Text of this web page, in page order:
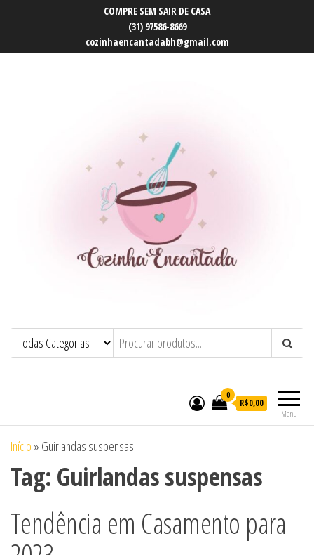
COMPRE SEM SAIR DE CASA
(31) 97586-8669
cozinhaencantadabh@gmail.com
Bolos em Maceió | Bolos
Personalizados de Casamento e
Personalizados de Casamento e
Aniversário em Maceió – Confeitaria
Cozinha Encantada
Bolos em Maceió | Bolos Personalizados
de Casamento e Aniversário em Maceió |
Doces Personalizados de Casamento e
Cozinha Encantada
Menu
0
R$0,00
Início » Guirlandas suspensas
Tag: Guirlandas suspensas
Tendência em Casamento para